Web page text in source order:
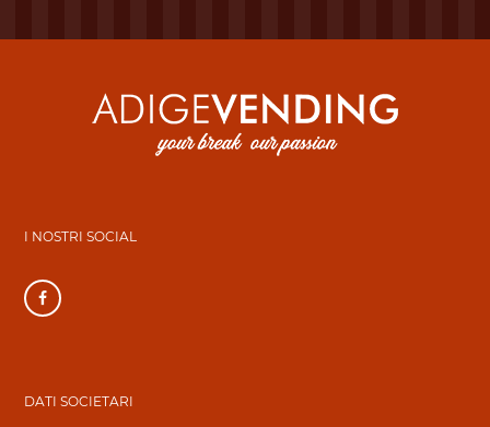
I NOSTRI SOCIAL
DATI SOCIETARI